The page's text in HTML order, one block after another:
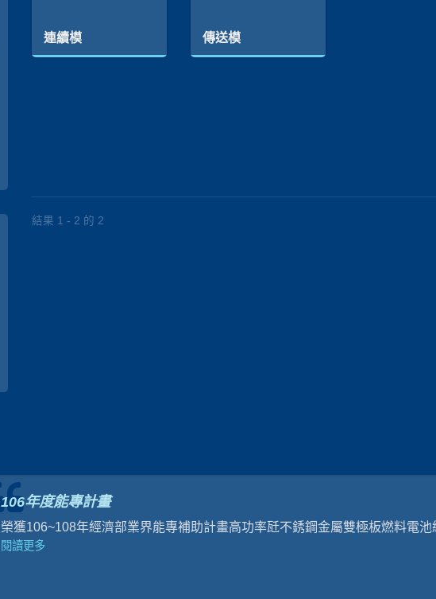
連續模 傳送模
結果 1 - 2 的 2
106年度能專計畫
榮獲106~108年經濟部業界能專補助計畫高功率瓩不銹鋼金屬雙極板燃料電池
閱讀更多